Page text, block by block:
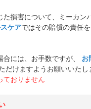
た損害について、ミーカン
ケアではその賠償の責任
には、お手数ですが、
お
だけますようお願いいたし
ておりません